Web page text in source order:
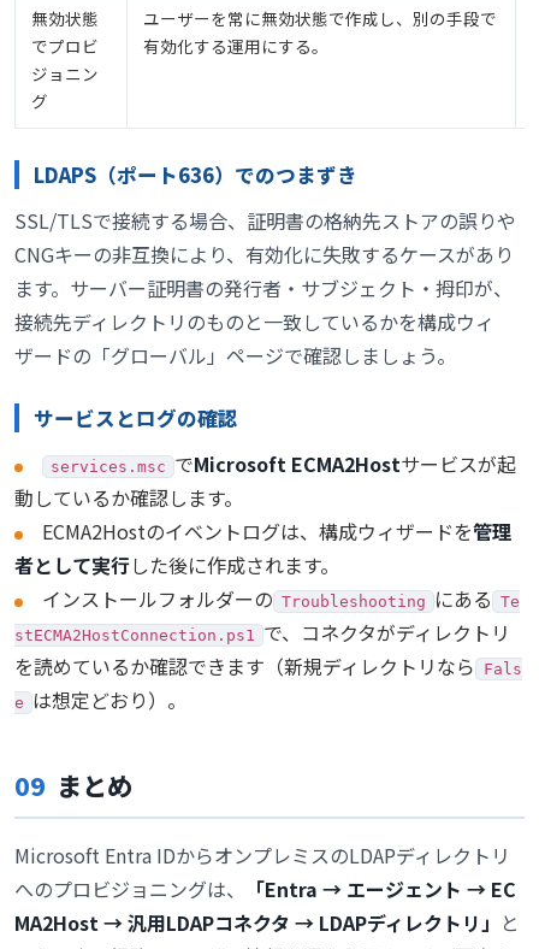
無効状態
でプロビ
ジョニン
グ
ユーザーを常に無効状態で作成し、別の手段で
有効化する運用にする。
LDAPS（ポート636）でのつまずき
SSL/TLSで接続する場合、証明書の格納先ストアの誤りや
CNGキーの非互換により、有効化に失敗するケースがあり
ます。サーバー証明書の発行者・サブジェクト・拇印が、
接続先ディレクトリのものと一致しているかを構成ウィ
ザードの「グローバル」ページで確認しましょう。
サービスとログの確認
services.msc でMicrosoft ECMA2Hostサービスが起
動しているか確認します。
ECMA2Hostのイベントログは、構成ウィザードを管理
者として実行した後に作成されます。
インストールフォルダーの Troubleshooting にある Te
stECMA2HostConnection.ps1 で、コネクタがディレクトリ
を読めているか確認できます（新規ディレクトリなら
Fals
e は想定どおり）。
09 まとめ
Microsoft Entra IDからオンプレミスのLDAPディレクトリ
へのプロビジョニングは、
「Entra → エージェント → EC
MA2Host → 汎用LDAPコネクタ → LDAPディレクトリ」 と